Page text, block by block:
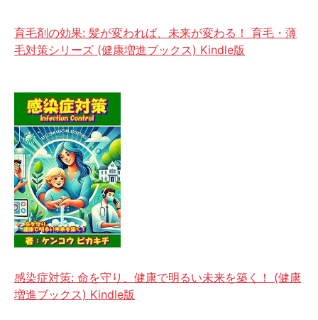
育毛剤の効果: 髪が変われば、未来が変わる！ 育毛・薄
毛対策シリーズ (健康増進ブックス) Kindle版
感染症対策: 命を守り、健康で明るい未来を築く！ (健康
増進ブックス) Kindle版